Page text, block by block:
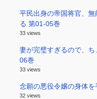
平民出身の帝国将官、
る 第01-05巻
33 views
妻が完璧すぎるので、
06巻
33 views
念願の悪役令嬢の身体
32 views